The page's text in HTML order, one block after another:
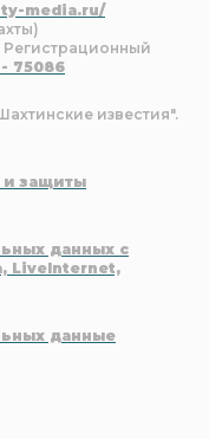
media.ru/
75086
известия".
и защиты
данных с
LiveInternet,
данные